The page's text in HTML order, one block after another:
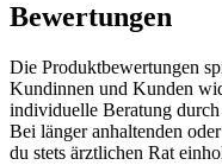
Bewertungen
Die Produktbewertungen
Kundinnen und Kunden
individuelle Beratung
Bei länger anhaltenden
du stets ärztlichen Rat